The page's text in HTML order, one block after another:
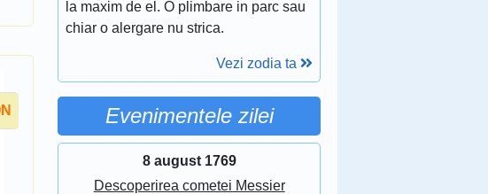
la maxim de el. O plimbare in parc sau
chiar o alergare nu strica.
Vezi zodia ta
Evenimentele zilei
8 august 1769
Descoperirea cometei Messier